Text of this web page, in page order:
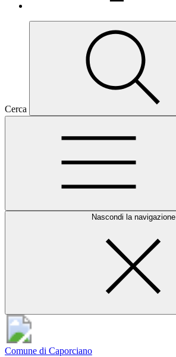
Cerca
Nascondi la navigazione
Comune di Caporciano